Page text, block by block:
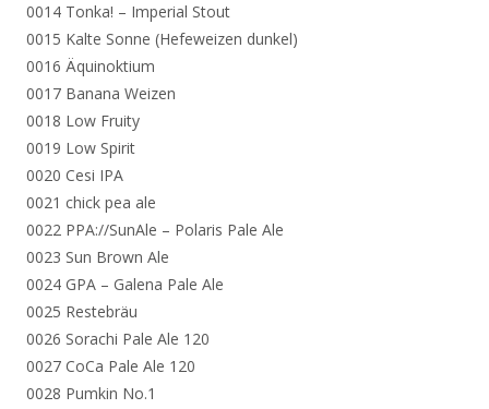
0014 Tonka! – Imperial Stout
0015 Kalte Sonne (Hefeweizen dunkel)
0016 Äquinoktium
0017 Banana Weizen
0018 Low Fruity
0019 Low Spirit
0020 Cesi IPA
0021 chick pea ale
0022 PPA://SunAle – Polaris Pale Ale
0023 Sun Brown Ale
0024 GPA – Galena Pale Ale
0025 Restebräu
0026 Sorachi Pale Ale 120
0027 CoCa Pale Ale 120
0028 Pumkin No.1